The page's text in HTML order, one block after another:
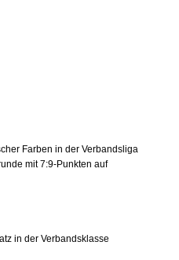
Farben in der Verbandsliga
mit 7:9-Punkten auf
in der Verbandsklasse